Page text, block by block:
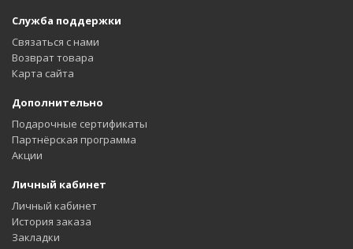
Служба поддержки
Связаться с нами
Возврат товара
Карта сайта
Дополнительно
Подарочные сертификаты
Партнёрская программа
Акции
Личный кабинет
Личный кабинет
История заказа
Закладки